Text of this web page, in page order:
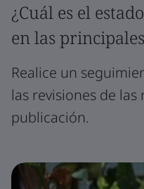
¿Cuál es el
en las
Realice un
las revisiones de las
publicación.